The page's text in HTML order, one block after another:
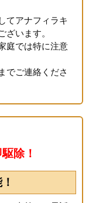
てアナフィラキ
ざいます。
庭では特に注意
でご連絡くださ
除！